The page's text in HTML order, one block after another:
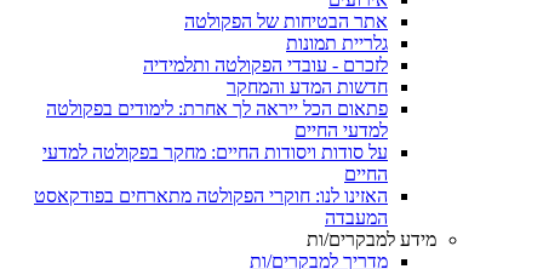
אתר הבטיחות של הפקולטה
גלריית תמונות
לזכרם - עובדי הפקולטה ותלמידיה
חדשות המדע והמחקר
פתאום הכל ייראה לך אחרת: לימודים בפקולטה
למדעי החיים
על סודות ויסודות החיים: מחקר בפקולטה למדעי
החיים
האזינו לנו: חוקרי הפקולטה מתארחים בפודקאסט
המעבדה
מידע למבקרים/ות
מדריך למבקרים/ות